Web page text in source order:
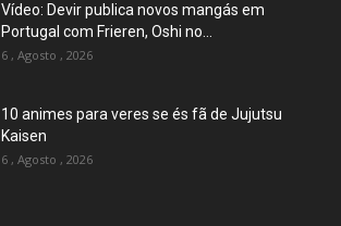
Vídeo: Devir publica novos mangás em
Portugal com Frieren, Oshi no...
6 , Agosto , 2026
10 animes para veres se és fã de Jujutsu
Kaisen
6 , Agosto , 2026